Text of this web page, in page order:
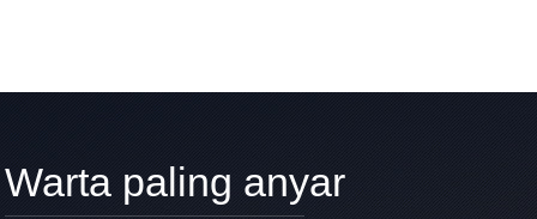
Warta paling anyar